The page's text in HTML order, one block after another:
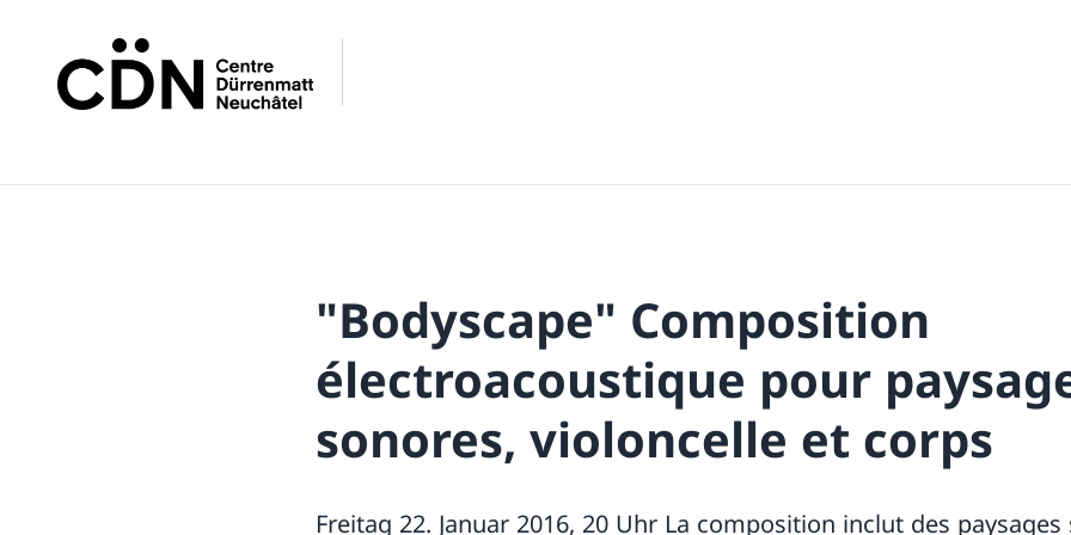
"Bodyscape" Composition
électroacoustique pour
sonores, violoncelle et corps
Freitag 22. Januar 2016, 20 Uhr La composition inclut des